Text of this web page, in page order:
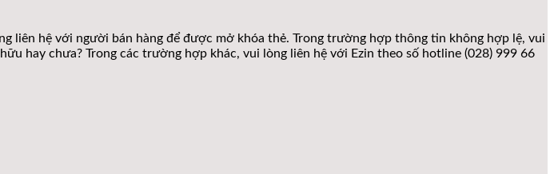
liên hệ với người bán hàng để được mở khóa thẻ. Trong trường hợp thông tin không hợp lệ, vui
hay chưa? Trong các trường hợp khác, vui lòng liên hệ với Ezin theo số hotline (028) 999 66